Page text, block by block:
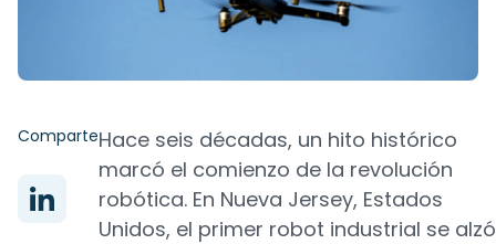
ComparteHace seis décadas, un hito histórico
marcó el comienzo de la revolución
robótica. En Nueva Jersey, Estados
Unidos, el primer robot industrial se alzó